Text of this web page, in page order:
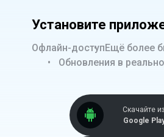
Установите
Офлайн-доступЕщё более
Обновления в
Скачайте из
Google